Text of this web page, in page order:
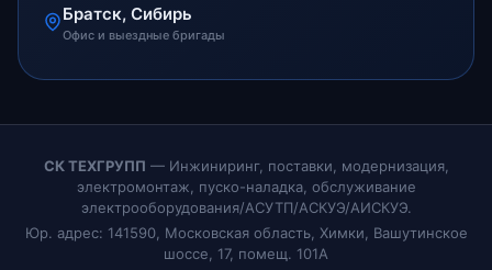
Братск, Сибирь
Офис и выездные бригады
СК ТЕХГРУПП — Инжиниринг, поставки, модернизация,
электромонтаж, пуско-наладка, обслуживание
электрооборудования/АСУТП/АСКУЭ/АИСКУЭ.
Юр. адрес: 141590, Московская область, Химки, Вашутинское
шоссе, 17, помещ. 101А